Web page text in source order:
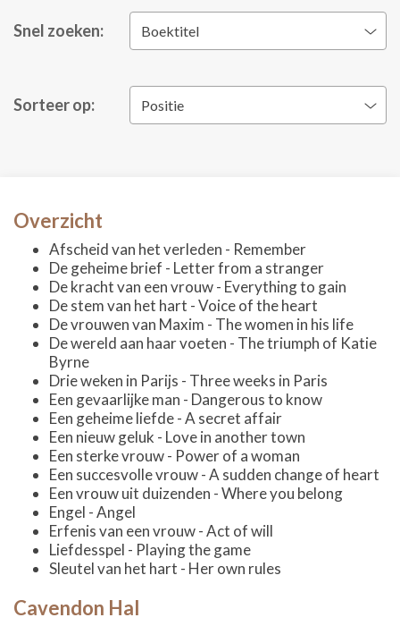
Snel zoeken: Boektitel
Sorteer op: Positie
Overzicht
Afscheid van het verleden - Remember
De geheime brief - Letter from a stranger
De kracht van een vrouw - Everything to gain
De stem van het hart - Voice of the heart
De vrouwen van Maxim - The women in his life
De wereld aan haar voeten - The triumph of Katie
Byrne
Drie weken in Parijs - Three weeks in Paris
Een gevaarlijke man - Dangerous to know
Een geheime liefde - A secret affair
Een nieuw geluk - Love in another town
Een sterke vrouw - Power of a woman
Een succesvolle vrouw - A sudden change of heart
Een vrouw uit duizenden - Where you belong
Engel - Angel
Erfenis van een vrouw - Act of will
Liefdesspel - Playing the game
Sleutel van het hart - Her own rules
Cavendon Hal